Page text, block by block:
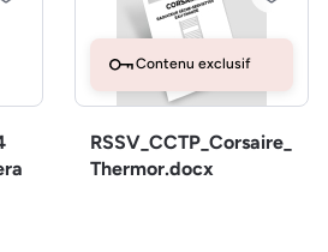
Contenu exclusif
RSSV_CCTP_Corsaire_
Thermor.docx